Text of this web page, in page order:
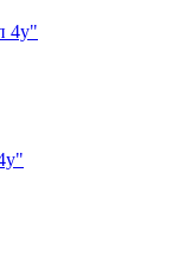
4у"